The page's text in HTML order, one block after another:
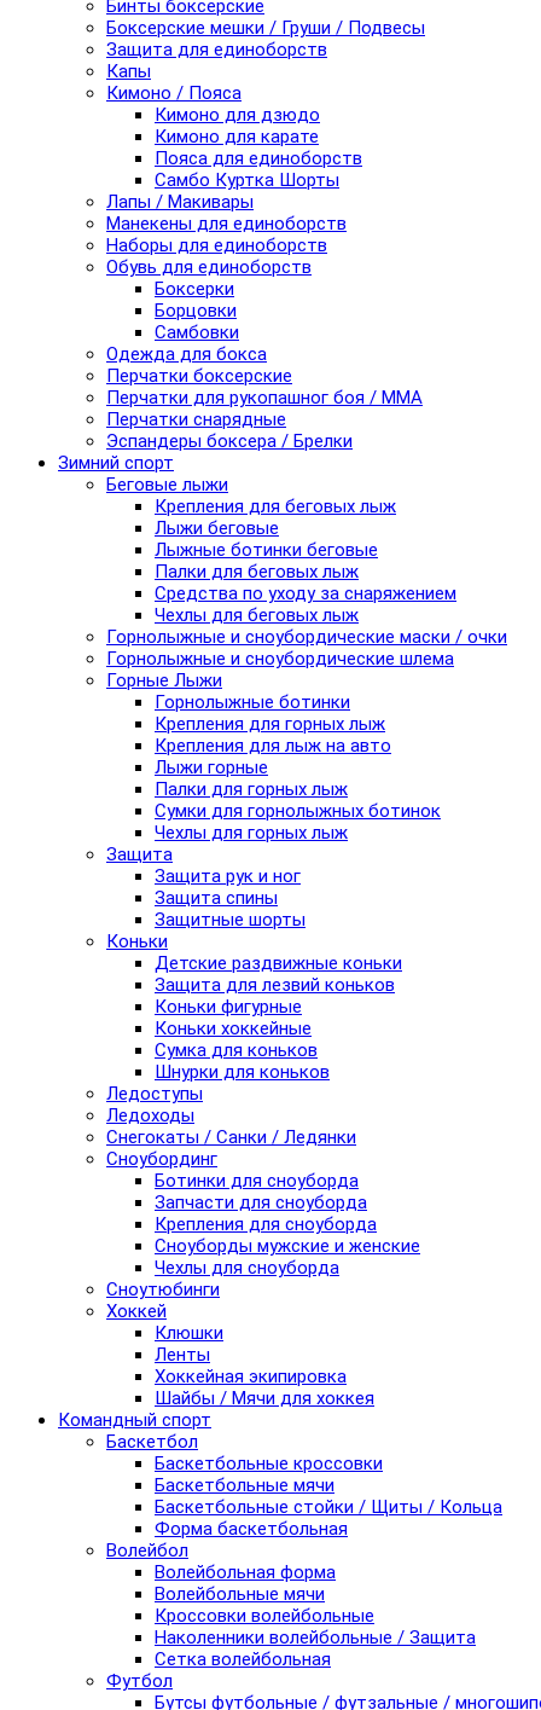
Бинты боксерские
Боксерские мешки / Груши / Подвесы
Защита для единоборств
Капы
Кимоно / Пояса
Кимоно для дзюдо
Кимоно для карате
Пояса для единоборств
Самбо Куртка Шорты
Лапы / Макивары
Манекены для единоборств
Наборы для единоборств
Обувь для единоборств
Боксерки
Борцовки
Самбовки
Одежда для бокса
Перчатки боксерские
Перчатки для рукопашног боя / ММА
Перчатки снарядные
Эспандеры боксера / Брелки
Зимний спорт
Беговые лыжи
Крепления для беговых лыж
Лыжи беговые
Лыжные ботинки беговые
Палки для беговых лыж
Средства по уходу за снаряжением
Чехлы для беговых лыж
Горнолыжные и сноубордические маски / очки
Горнолыжные и сноубордические шлема
Горные Лыжи
Горнолыжные ботинки
Крепления для горных лыж
Крепления для лыж на авто
Лыжи горные
Палки для горных лыж
Сумки для горнолыжных ботинок
Чехлы для горных лыж
Защита
Защита рук и ног
Защита спины
Защитные шорты
Коньки
Детские раздвижные коньки
Защита для лезвий коньков
Коньки фигурные
Коньки хоккейные
Сумка для коньков
Шнурки для коньков
Ледоступы
Ледоходы
Снегокаты / Санки / Ледянки
Сноубординг
Ботинки для сноуборда
Запчасти для сноуборда
Крепления для сноуборда
Сноуборды мужские и женские
Чехлы для сноуборда
Сноутюбинги
Хоккей
Клюшки
Ленты
Хоккейная экипировка
Шайбы / Мячи для хоккея
Командный спорт
Баскетбол
Баскетбольные кроссовки
Баскетбольные мячи
Баскетбольные стойки / Щиты / Кольца
Форма баскетбольная
Волейбол
Волейбольная форма
Волейбольные мячи
Кроссовки волейбольные
Наколенники волейбольные / Защита
Сетка волейбольная
Футбол
Бутсы футбольные / футзальные /